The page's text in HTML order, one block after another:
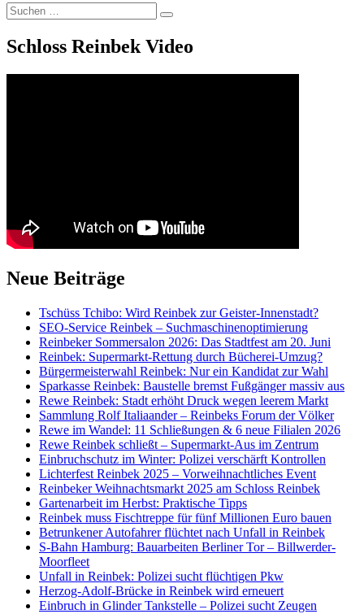
Suchen
nach:
Suchen
Schloss Reinbek Video
Neue Beiträge
Tschüss Tchibo: Wird Reinbek zur Geister-Innenstadt?
SEO-Service Reinbek – Suchmaschinenoptimierung
Reinbeker Sommersalon 2026: Das Stadtfest am 20. Juni
Reinbek: Supermarkt-Rettung durch Bücherei-Umzug?
Bürgermeisterwahl Reinbek: Nur ein Kandidat zur Wahl
Sparkasse Reinbek: Baustelle bremst Fußgänger massiv aus
Rewe Reinbek: Stadt erhöht Druck wegen leerem Markt
Sammlung Rolf Italiaander – Reinbeks Forum der Völker
Rewe im Wandel: 11 Schließungen & 6 neue Filialen 2026
Rewe Reinbek schließt – Supermarkt-Aus im Zentrum
Einbruchschutz im Winter: Polizei verschärft Kontrollen
Lichterfest Reinbek 2025 – Vorweihnachtliches Event
Reinbeker Weihnachtsmarkt 2025 am Schloss Reinbek
Gartenarbeit im Herbst: Praktische Tipps
Reinbek muss Fischtreppe für fünf Millionen Euro bauen
Betrunkener Autofahrer flüchtet nach Unfall in Reinbek
S-Bahn Hamburg: Bauarbeiten Berliner Tor – Billwerder-
Moorfleet
Unfall in Reinbek: Polizei sucht flüchtigen Pkw
Herzog-Adolf-Brücke in Reinbek wird erneuert
Einbruch in Glinder Tankstelle – Polizei sucht Zeugen